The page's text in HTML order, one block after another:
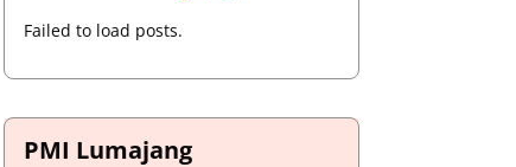
Failed to load posts.
PMI Lumajang